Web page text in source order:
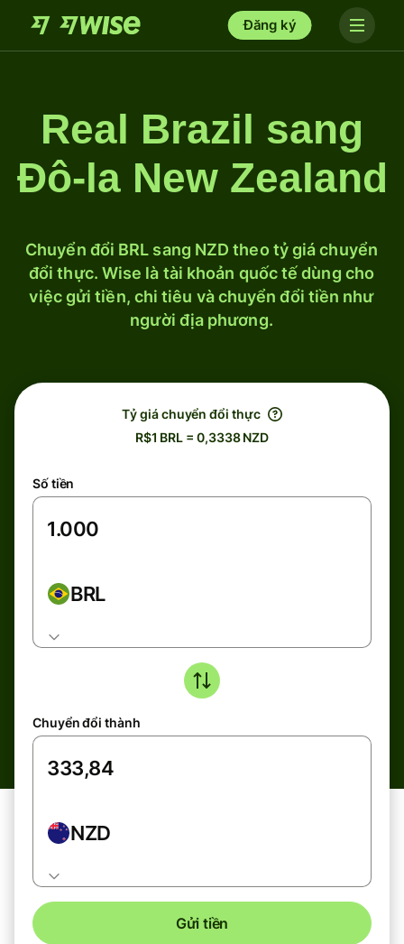
Đăng ký
Real Brazil sang
Đô-la New Zealand
Chuyển đổi BRL sang NZD theo tỷ giá chuyển
đổi thực. Wise là tài khoản quốc tế dùng cho
việc gửi tiền, chi tiêu và chuyển đổi tiền như
người địa phương.
Tỷ giá chuyển đổi thực
R$1 BRL = 0,3338 NZD
Số tiền
BRL
Chuyển đổi thành
NZD
Gửi tiền